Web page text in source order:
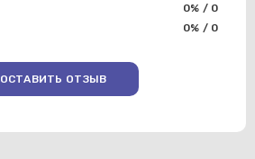
0% / 0
0% / 0
ОСТАВИТЬ ОТЗЫВ